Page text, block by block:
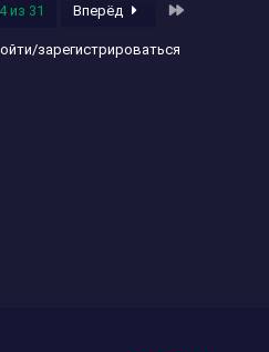
из 31 Вперёд
зарегистрироваться